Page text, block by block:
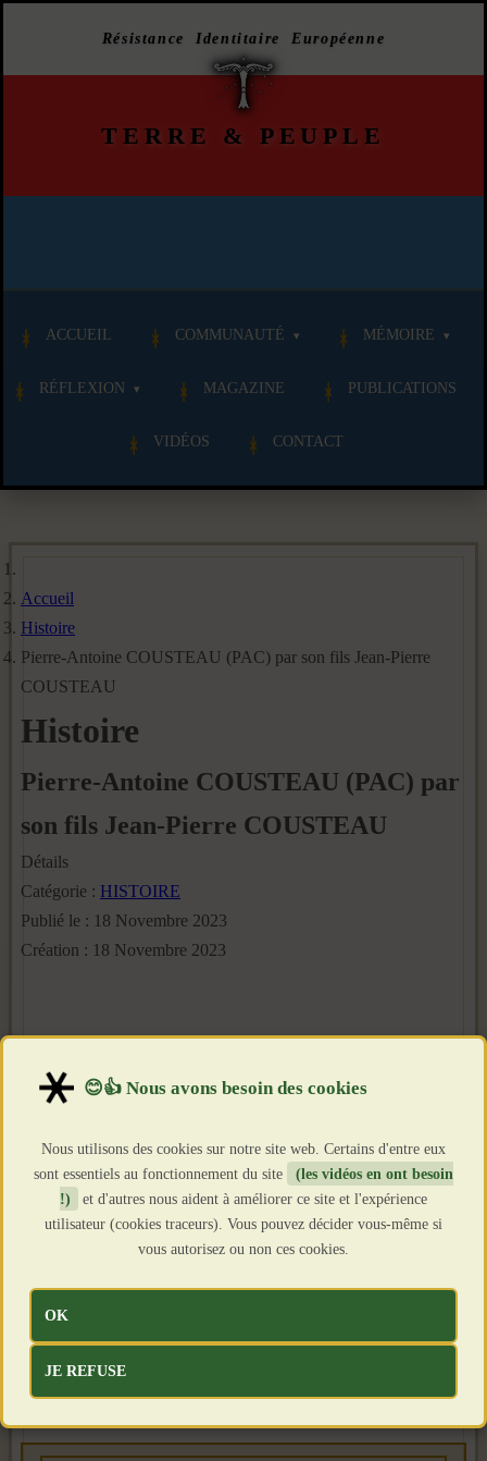
Résistance Identitaire Européenne
TERRE & PEUPLE
ACCUEIL COMMUNAUTÉ MÉMOIRE
RÉFLEXION MAGAZINE PUBLICATIONS
VIDÉOS CONTACT
Accueil
Histoire
Pierre-Antoine COUSTEAU (PAC) par son fils Jean-Pierre
COUSTEAU
Histoire
Pierre-Antoine COUSTEAU (PAC) par
son fils Jean-Pierre COUSTEAU
Détails
Catégorie : HISTOIRE
Publié le : 18 Novembre 2023
Création : 18 Novembre 2023
Nous utilisons des cookies sur notre site web. Certains d'entre eux
sont essentiels au fonctionnement du site
(les vidéos en ont besoin
!)
et d'autres nous aident à améliorer ce site et l'expérience
utilisateur (cookies traceurs). Vous pouvez décider vous-même si
vous autorisez ou non ces cookies.
OK
JE REFUSE